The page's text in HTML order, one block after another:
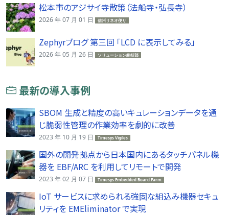
松本市のアジサイ寺散策（法船寺・弘長寺）
2026 年 07 月 01 日 信州リネオ便り
Zephyrブログ 第三回 「LCD に表示してみる」
2026 年 05 月 26 日 ソリューション統括部
最新の導入事例
SBOM 生成と精度の高いキュレーションデータを通
じ脆弱性管理の作業効率を劇的に改善
2023 年 10 月 19 日 Timesys Vigiles
国外の開発拠点から日本国内にあるタッチパネル機
器を EBF/ARC を利用してリモートで開発
2023 年 02 月 07 日 Timesys Embedded Board Farm
IoT サービスに求められる強固な組込み機器セキュ
リティを EMEliminator で実現